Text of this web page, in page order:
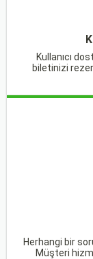
Kullanıcı
biletinizi
Herhangi bir
Müşteri